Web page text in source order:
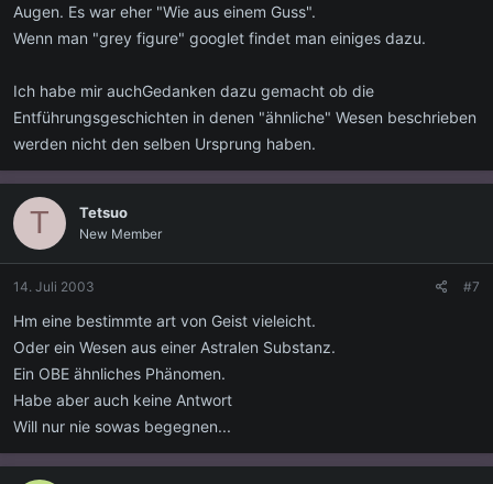
Augen. Es war eher "Wie aus einem Guss".
Wenn man "grey figure" googlet findet man einiges dazu.
Ich habe mir auchGedanken dazu gemacht ob die
Entführungsgeschichten in denen "ähnliche" Wesen beschrieben
werden nicht den selben Ursprung haben.
T Tetsuo
New Member
14. Juli 2003 #7
Hm eine bestimmte art von Geist vieleicht.
Oder ein Wesen aus einer Astralen Substanz.
Ein OBE ähnliches Phänomen.
Habe aber auch keine Antwort
Will nur nie sowas begegnen...